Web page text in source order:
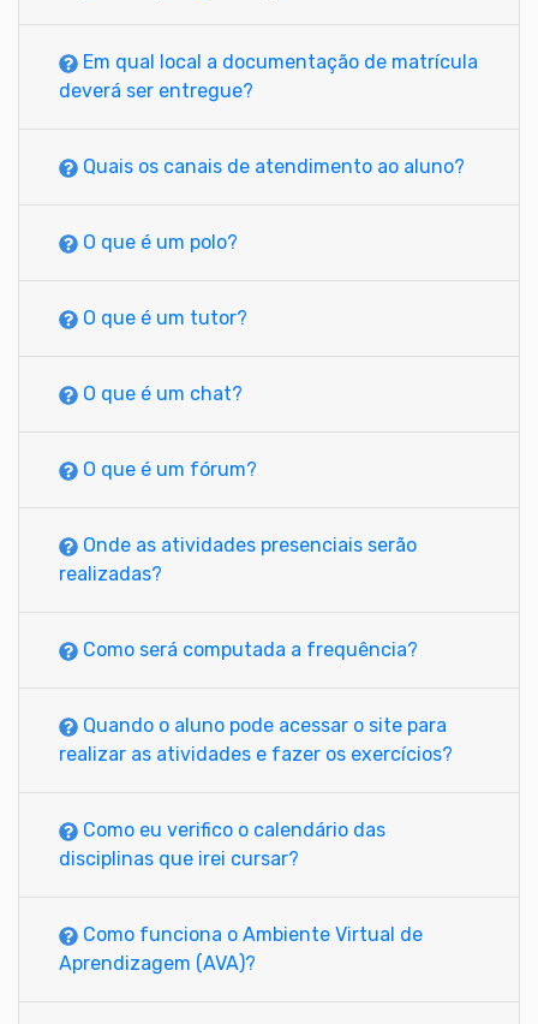
deverá ser entregue?
Quais os canais de atendimento ao aluno?
O que é um polo?
O que é um tutor?
O que é um chat?
O que é um fórum?
realizadas?
Como será computada a frequência?
realizar as atividades e fazer os exercícios?
disciplinas que irei cursar?
Aprendizagem (AVA)?